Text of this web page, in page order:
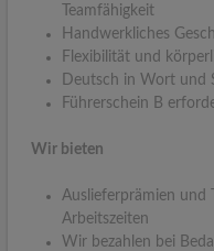
Teamfähigkeit
Handwerkliches
Flexibilität und
Deutsch in Wort und
Führerschein B
Wir bieten
Auslieferprämien und
Arbeitszeiten
Wir bezahlen bei